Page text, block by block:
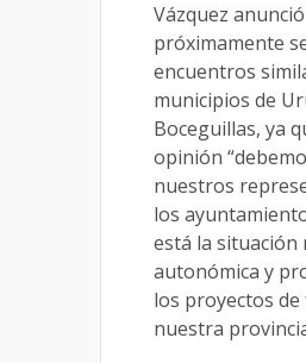
Vázquez
próximamente
encuentros
municipios de
Boceguillas, ya
opinión
nuestros
los
está la situación
autonómica y
los proyectos
nuestra